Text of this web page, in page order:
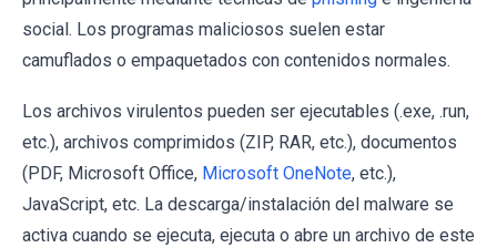
social. Los programas maliciosos suelen estar
camuflados o empaquetados con contenidos normales.
Los archivos virulentos pueden ser ejecutables (.exe, .run,
etc.), archivos comprimidos (ZIP, RAR, etc.), documentos
(PDF, Microsoft Office, Microsoft OneNote, etc.),
JavaScript, etc. La descarga/instalación del malware se
activa cuando se ejecuta, ejecuta o abre un archivo de este